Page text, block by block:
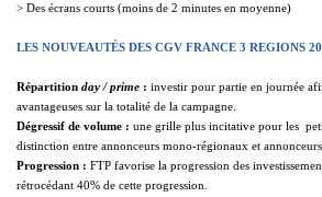
> Des écrans courts (moins de 2 minutes en moyenne)
LES NOUVEAUTÉS DES CGV FRANCE 3 REGIONS
Répartition day / prime : investir pour partie en journée
avantageuses sur la totalité de la campagne.
Dégressif de volume : une grille plus incitative pour les 
distinction entre annonceurs mono-régionaux et
Progression : FTP favorise la progression des
rétrocédant 40% de cette progression.